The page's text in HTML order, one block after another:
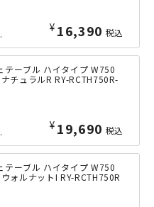
¥ 16,390 税込
ェテーブル...
テーブル ハイタイプ W750
チュラルR RY-RCTH750R-
¥ 19,690 税込
ェテーブル...
テーブル ハイタイプ W750
ォルナットI RY-RCTH750R